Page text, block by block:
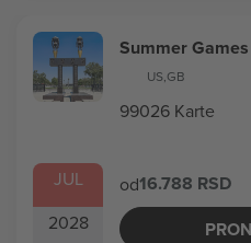
JUL
2028
Summer
US,GB
99026 Karte
od16.788 RSD